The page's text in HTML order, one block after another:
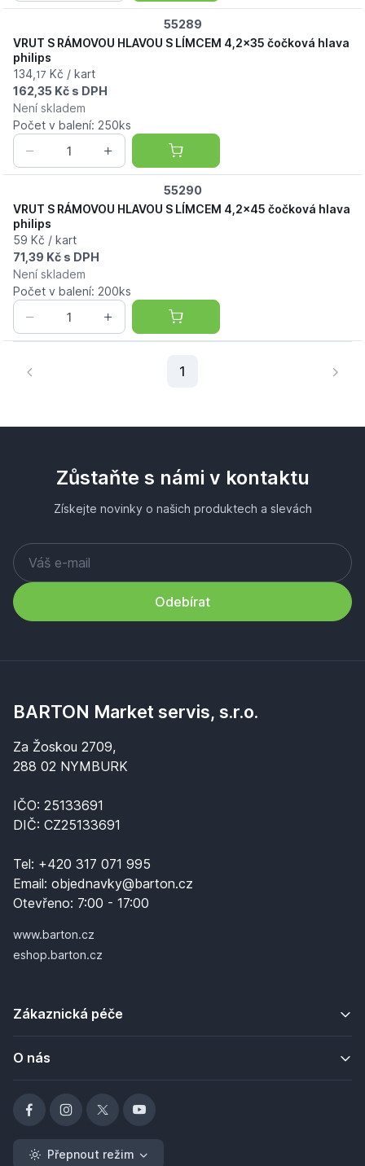
55289
VRUT S RÁMOVOU HLAVOU S LÍMCEM 4,2x35 čočková hlava
philips
134, 17 Kč / kart
162,35 Kč s DPH
Není skladem
Počet v balení: 250ks
55290
VRUT S RÁMOVOU HLAVOU S LÍMCEM 4,2x45 čočková hlava
philips
59 Kč / kart
71,39 Kč s DPH
Není skladem
Počet v balení: 200ks
1
Zůstaňte s námi v kontaktu
Získejte novinky o našich produktech a slevách
Odebírat
BARTON Market servis, s.r.o.
Za Žoskou 2709,
288 02 NYMBURK
IČO: 25133691
DIČ: CZ25133691
Tel: +420 317 071 995
Email: objednavky@barton.cz
Otevřeno: 7:00 - 17:00
www.barton.cz
eshop.barton.cz
Zákaznická péče
O nás
Přepnout režim